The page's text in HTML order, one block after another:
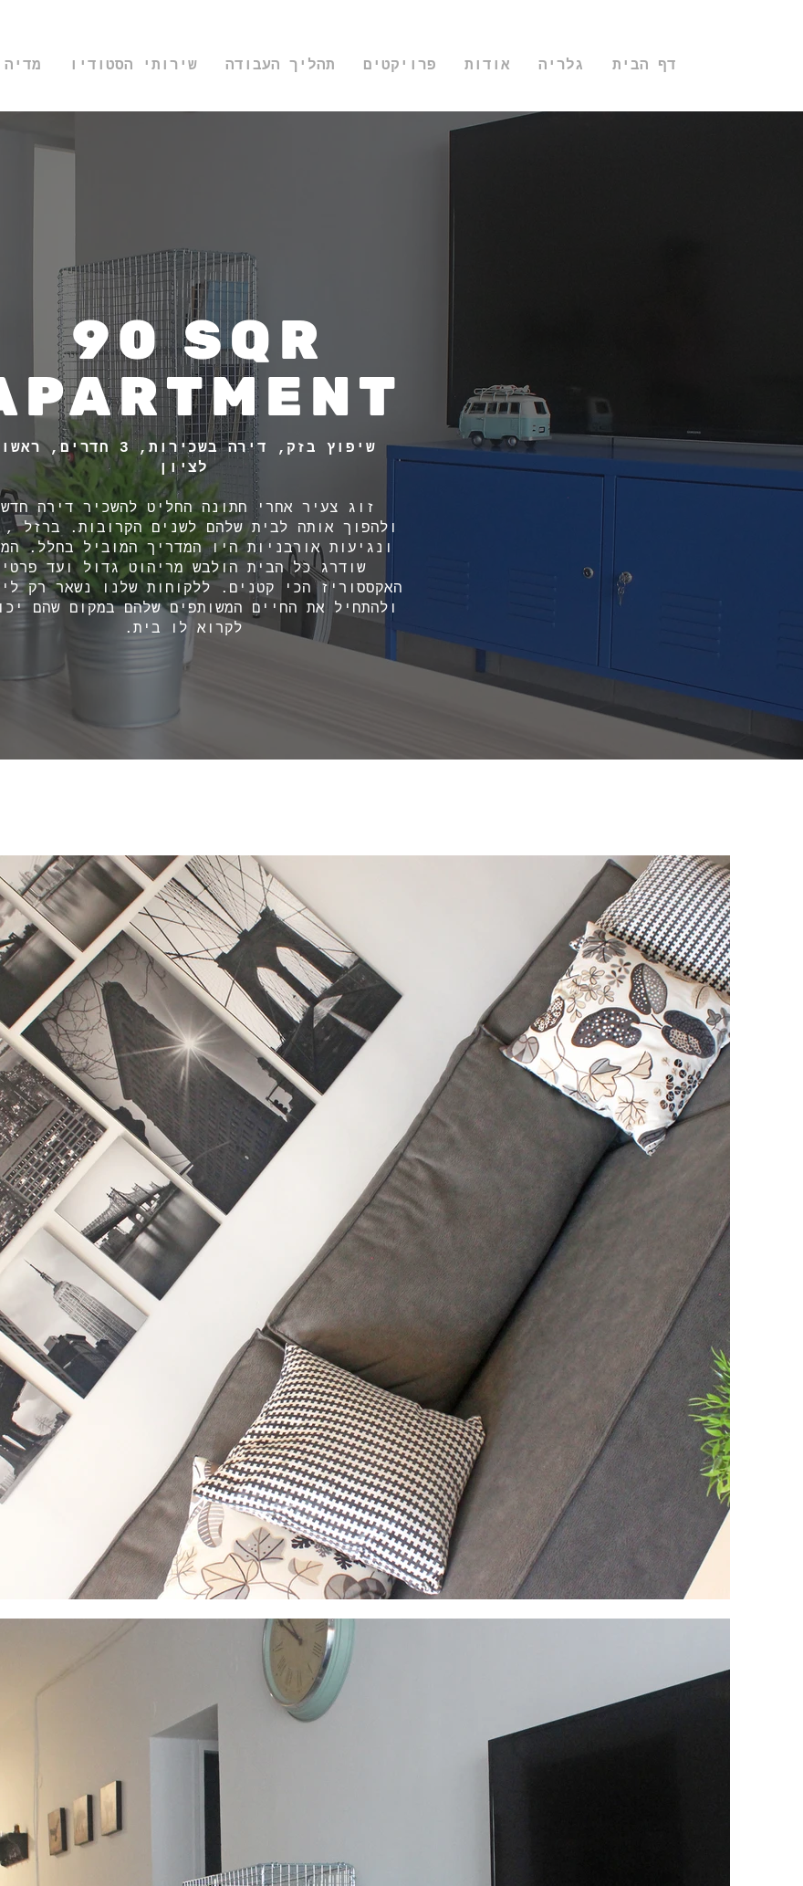
דף הבית גלריה אודות פרויקטים תהליך העבודה שירותי הסטודיו מדיה
90 SQR
שיפוץ בזק, דירה בשכירות, 3 חדרים,
לציון​
זוג צעיר אחרי חתונה החליט להשכיר דירה
ולהפוך אותה לבית שלהם לשנים הקרובות. ברזל ,
ונגיעות אורבניות היו המדריך המוביל בחלל.
שודרג כל הבית הולבש מריהוט גדול ועד פרטי
האקססוריז הכי קטנים. ללקוחות שלנו נשאר רק
ולהתחיל את החיים המשותפים שלהם במקום שהם
לקרוא לו בית.